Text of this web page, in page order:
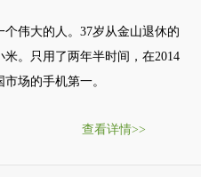
伟大的人。37岁从金山退休的
。只用了两年半时间，在2014
场的手机第一。
查看详情>>